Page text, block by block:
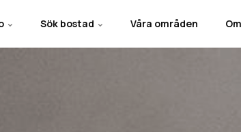
Sök bostad Våra områden